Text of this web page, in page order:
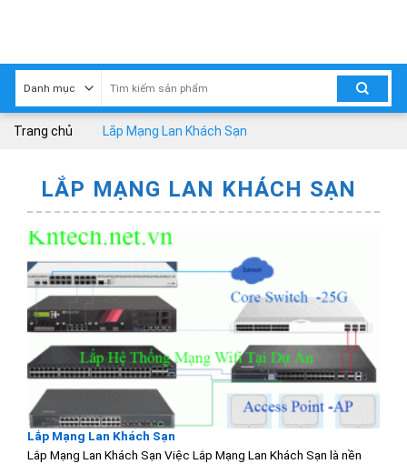
Trang chủ Lắp Mạng Lan Khách Sạn
LẮP MẠNG LAN KHÁCH SẠN
Lắp Mạng Lan Khách Sạn
Lắp Mạng Lan Khách Sạn Việc Lắp Mạng Lan Khách Sạn là nền